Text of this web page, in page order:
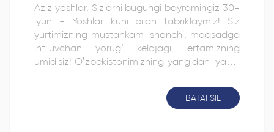
Aziz yoshlar, Sizlarni bugungi bayramingiz 30-
iyun - Yoshlar kuni bilan tabriklaymiz! Siz
yurtimizning mustahkam ishonchi, maqsadga
intiluvchan yorug’ kelajagi, ertamizning
umidisiz! O’zbekistonimizning yangidan-yangi
zafarlar, kuch-g’ayrat, shijoat, baxt va oilaviy
farovonlik tilab qolamiz! Hurmat bilan,
BATAFSIL